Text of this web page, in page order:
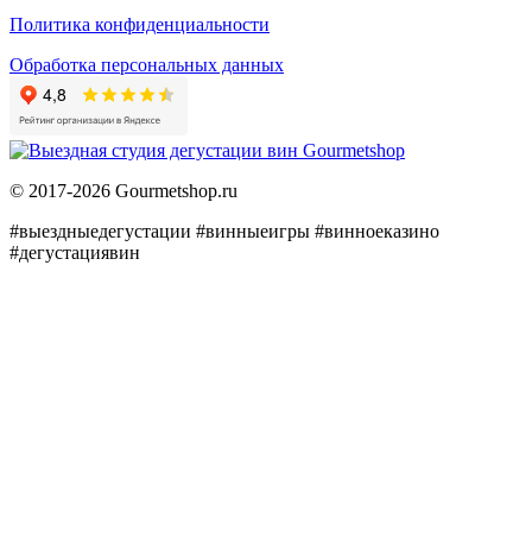
Политика конфиденциальности
Обработка персональных данных
© 2017-2026 Gourmetshop.ru
#выездныедегустации #винныеигры #винноеказино
#дегустациявин